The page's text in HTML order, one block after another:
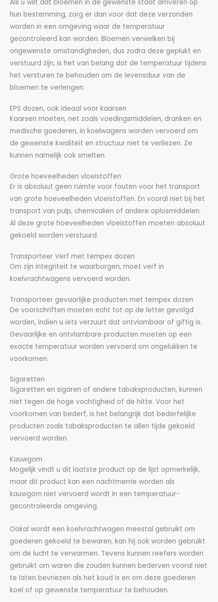
Als u wilt dat bloemen in de gewenste staat arriveren op
hun bestemming, zorg er dan voor dat deze verzonden
worden in een omgeving waar de temperatuur
gecontroleerd kan worden. Bloemen verwelken bij
ongewenste omstandigheden, dus zodra deze geplukt en
verstuurd zijn, is het van belang dat de temperatuur tijdens
het versturen te behouden om de levensduur van de
bloemen te verlengen.
EPS dozen, ook ideaal voor kaarsen
Kaarsen moeten, net zoals voedingsmiddelen, dranken en
medische goederen, in koelwagens worden vervoerd om
de gewenste kwaliteit en structuur niet te verliezen. Ze
kunnen namelijk ook smelten.
Grote hoeveelheden vloeistoffen
Er is absoluut geen ruimte voor fouten voor het transport
van grote hoeveelheden vloeistoffen. En vooral niet bij het
transport van pulp, chemicaliën of andere oplosmiddelen.
Al deze grote hoeveelheden vloeistoffen moeten absoluut
gekoeld worden verstuurd.
Transporteer Verf met tempex dozen
Om zijn integriteit te waarborgen, moet verf in
koelvrachtwagens vervoerd worden.
Transporteer gevaarlijke producten met tempex dozen
De voorschriften moeten echt tot op de letter gevolgd
worden, indien u iets verzuurt dat ontvlambaar of giftig is.
Gevaarlijke en ontvlambare producten moeten op een
exacte temperatuur worden vervoerd om ongelukken te
voorkomen.
Sigaretten
Sigaretten en sigaren of andere tabaksproducten, kunnen
niet tegen de hoge vochtigheid of de hitte. Voor het
voorkomen van bederf, is het belangrijk dat bederfelijke
producten zoals tabaksproducten te allen tijde gekoeld
vervoerd worden.
Kauwgom
Mogelijk vindt u dit laatste product op de lijst opmerkelijk,
maar dit product kan een nachtmerrie worden als
kauwgom niet vervoerd wordt in een temperatuur-
gecontroleerde omgeving.
Ookal wordt een koelvrachtwagen meestal gebruikt om
goederen gekoeld te bewaren, kan hij ook worden gebruikt
om de lucht te verwarmen. Tevens kunnen reefers worden
gebruikt om waren die zouden kunnen bederven vooral niet
te laten bevriezen als het koud is en om deze goederen
koel of op gewenste temperatuur te behouden.